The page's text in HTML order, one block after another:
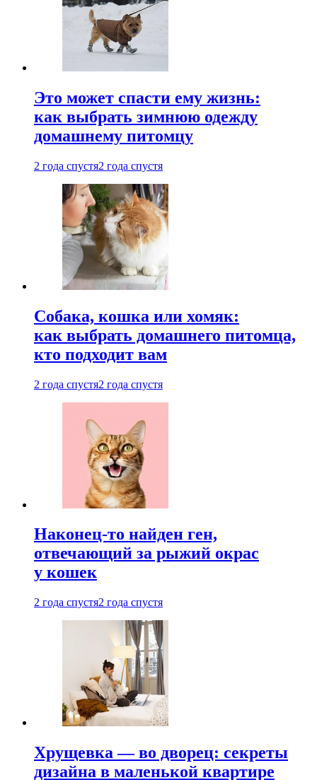
Это может спасти ему жизнь:
как выбрать зимнюю одежду
домашнему питомцу
2 года спустя2 года спустя
Собака, кошка или хомяк:
как выбрать домашнего питомца,
кто подходит вам
2 года спустя2 года спустя
Наконец-то найден ген,
отвечающий за рыжий окрас
у кошек
2 года спустя2 года спустя
Хрущевка — во дворец: секреты
дизайна в маленькой квартире